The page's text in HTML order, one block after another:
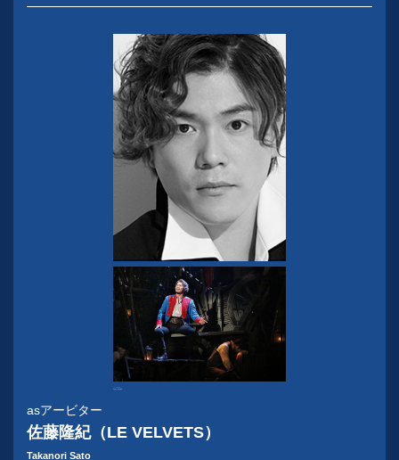
asアービター
佐藤隆紀（LE VELVETS）
Takanori Sato